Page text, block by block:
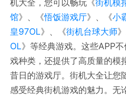
机大全，您可以畅玩《街机模
馆》、《悟饭游戏厅》、《小
皇97OL》、《街机台球大师
OL》等经典游戏。这些APP
戏种类，还提供了高质量的模
昔日的游戏厅。街机大全让您
感受经典街机游戏的魅力。无